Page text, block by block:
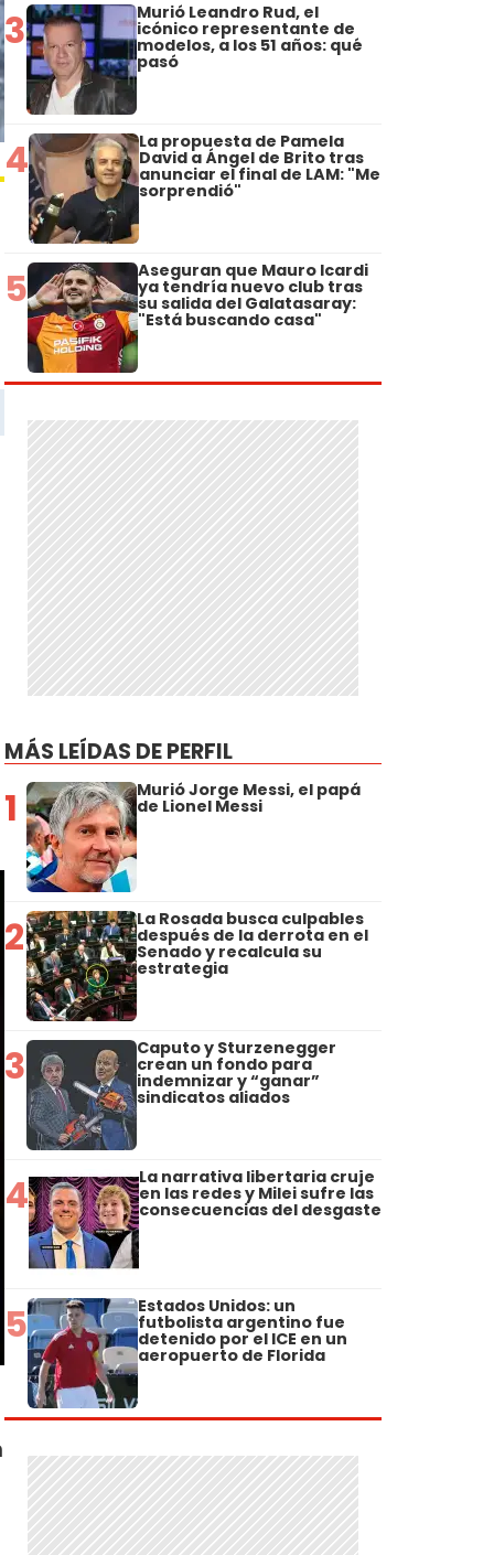
3 Murió Leandro Rud, el
icónico representante de
modelos, a los 51 años: qué
pasó
4 La propuesta de Pamela
David a Ángel de Brito tras
anunciar el final de LAM: "Me
sorprendió"
5 Aseguran que Mauro Icardi
ya tendría nuevo club tras
su salida del Galatasaray:
"Está buscando casa"
MÁS LEÍDAS DE PERFIL
1 Murió Jorge Messi, el papá
de Lionel Messi
2 La Rosada busca culpables
después de la derrota en el
Senado y recalcula su
estrategia
3 Caputo y Sturzenegger
crean un fondo para
indemnizar y “ganar”
sindicatos aliados
4 La narrativa libertaria cruje
en las redes y Milei sufre las
consecuencias del desgaste
5 Estados Unidos: un
futbolista argentino fue
detenido por el ICE en un
aeropuerto de Florida